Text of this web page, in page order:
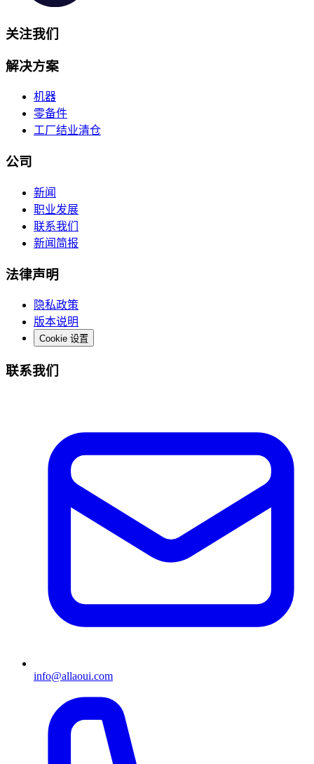
关注我们
解决方案
机器
零备件
工厂结业清仓
公司
新闻
职业发展
联系我们
新闻简报
法律声明
隐私政策
版本说明
Cookie 设置
联系我们
info@allaoui.com